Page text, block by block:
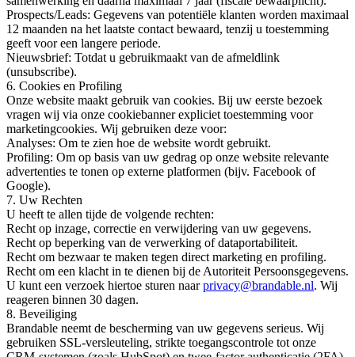
Prospects/Leads: Gegevens van potentiële klanten worden maximaal
12 maanden na het laatste contact bewaard, tenzij u toestemming
geeft voor een langere periode.
Nieuwsbrief: Totdat u gebruikmaakt van de afmeldlink
(unsubscribe).
6. Cookies en Profiling
Onze website maakt gebruik van cookies. Bij uw eerste bezoek
vragen wij via onze cookiebanner expliciet toestemming voor
marketingcookies. Wij gebruiken deze voor:
Analyses: Om te zien hoe de website wordt gebruikt.
Profiling: Om op basis van uw gedrag op onze website relevante
advertenties te tonen op externe platformen (bijv. Facebook of
Google).
7. Uw Rechten
U heeft te allen tijde de volgende rechten:
Recht op inzage, correctie en verwijdering van uw gegevens.
Recht op beperking van de verwerking of dataportabiliteit.
Recht om bezwaar te maken tegen direct marketing en profiling.
Recht om een klacht in te dienen bij de Autoriteit Persoonsgegevens.
U kunt een verzoek hiertoe sturen naarprivacy@brandable.nl. Wij
reageren binnen 30 dagen.
8. Beveiliging
Brandable neemt de bescherming van uw gegevens serieus. Wij
gebruiken SSL-versleuteling, strikte toegangscontrole tot onze